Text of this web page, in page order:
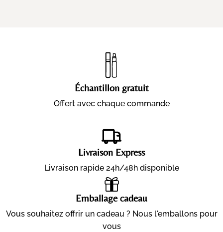
Échantillon gratuit
Offert avec chaque commande
Livraison Express
Livraison rapide 24h/48h disponible
Emballage cadeau
Vous souhaitez offrir un cadeau ? Nous l'emballons pour
vous